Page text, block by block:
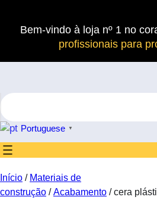
Bem-vindo à loja nº 1 no
profissionais para
S
e
a
r
c
Portuguese ▼
Início / Materiais de
construção /Acabamento / cera